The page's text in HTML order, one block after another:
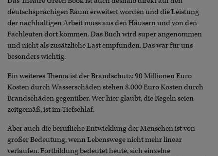
deutschsprachigen Raum erweitert worden und die Leistung
der nachhaltigen Arbeit muss aus den Häusern und von den
Fachleuten dort kommen. Das Buch wird super angenommen
und nicht als zusätzliche Last empfunden. Das war für uns
besonders wichtig.
Ein weiteres Thema ist der Brandschutz: 90 Millionen Euro
Kosten durch Wasserschäden stehen 8.000 Euro Kosten durch
Brandschäden gegenüber. Wer hier glaubt, die Regeln seien
zeitgemäß, ist im Tiefschlaf.
Aber auch die berufliche Entwicklung der Menschen ist von
großer Bedeutung, wenn Lebenswege nicht mehr linear
verlaufen. Fortbildung bedeutet heute, sich einzelne